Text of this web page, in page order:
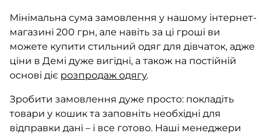
Мінімальна сума замовлення у нашому інтернет-
магазині 200 грн, але навіть за ці гроші ви
можете купити стильний одяг для дівчаток, адже
ціни в Демі дуже вигідні, а також на постійній
основі діє розпродаж одягу.
Зробити замовлення дуже просто: покладіть
товари у кошик та заповніть необхідні для
відправки дані – і все готово. Наші менеджери